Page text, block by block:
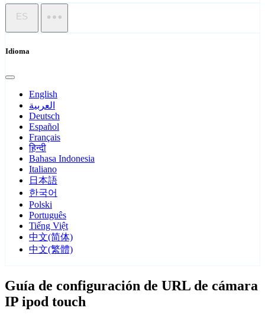
ES
Idioma
English
العربية
Deutsch
Español
Français
हिन्दी
Bahasa Indonesia
Italiano
日本語
한국어
Polski
Português
Tiếng Việt
中文(简体)
中文(繁體)
Guía de configuración de URL de cámara
IP ipod touch